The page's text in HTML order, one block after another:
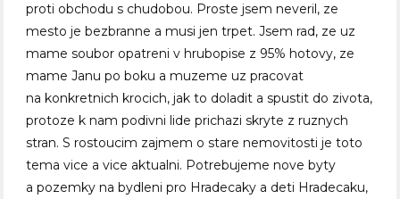
proti obchodu s chudobou. Proste jsem neveril, ze
mesto je bezbranne a musi jen trpet. Jsem rad, ze uz
mame soubor opatreni v hrubopise z 95% hotovy, ze
mame Janu po boku a muzeme uz pracovat
na konkretnich krocich, jak to doladit a spustit do zivota,
protoze k nam podivni lide prichazi skryte z ruznych
stran. S rostoucim zajmem o stare nemovitosti je toto
tema vice a vice aktualni. Potrebujeme nove byty
a pozemky na bydleni pro Hradecaky a deti Hradecaku,